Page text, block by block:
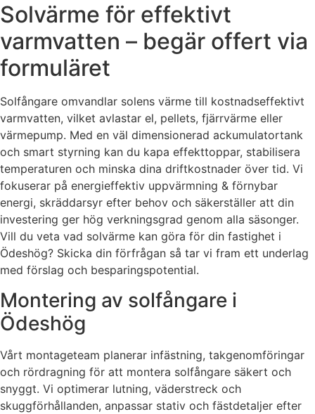
Solvärme för effektivt
varmvatten – begär offert via
formuläret
Solfångare omvandlar solens värme till kostnadseffektivt
varmvatten, vilket avlastar el, pellets, fjärrvärme eller
värmepump. Med en väl dimensionerad ackumulatortank
och smart styrning kan du kapa effekttoppar, stabilisera
temperaturen och minska dina driftkostnader över tid. Vi
fokuserar på energieffektiv uppvärmning & förnybar
energi, skräddarsyr efter behov och säkerställer att din
investering ger hög verkningsgrad genom alla säsonger.
Vill du veta vad solvärme kan göra för din fastighet i
Ödeshög? Skicka din förfrågan så tar vi fram ett underlag
med förslag och besparingspotential.
Montering av solfångare i
Ödeshög
Vårt montageteam planerar infästning, takgenomföringar
och rördragning för att montera solfångare säkert och
snyggt. Vi optimerar lutning, väderstreck och
skuggförhållanden, anpassar stativ och fästdetaljer efter